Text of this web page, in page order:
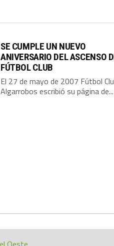
SE CUMPLE UN NUEVO
ANIVERSARIO DEL ASCENSO
FÚTBOL CLUB
El 27 de mayo de 2007 Fútbol
Algarrobos escribió su página de...